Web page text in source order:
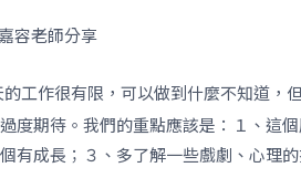
容老師分享
的工作很有限，可以做到什麼不知道，
度期待。我們的重點應該是：１、這
有成長；３、多了解一些戲劇、心理的